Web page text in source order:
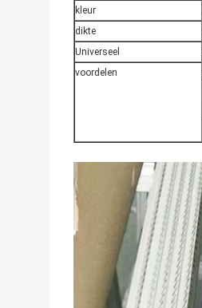
kleur
dikte
Universeel
voordelen